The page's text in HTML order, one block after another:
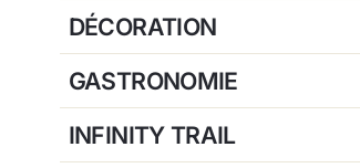
DÉCORATION
GASTRONOMIE
INFINITY TRAIL